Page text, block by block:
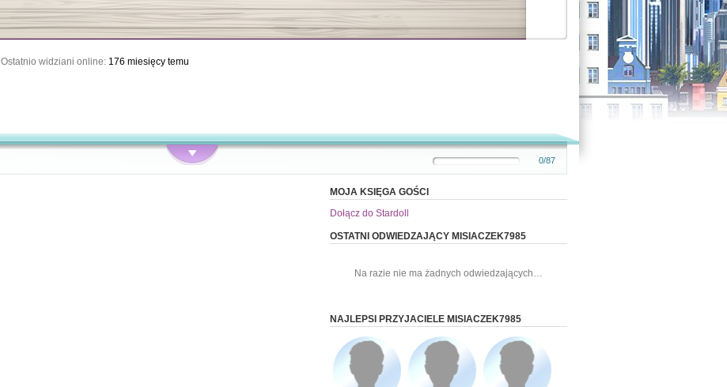
Ostatnio widziani online: 176 miesięcy temu
0/87
MOJA KSIĘGA GOŚCI
Dołącz do Stardoll
OSTATNI ODWIEDZAJĄCY MISIACZEK7985
Na razie nie ma żadnych odwiedzających…
NAJLEPSI PRZYJACIELE MISIACZEK7985